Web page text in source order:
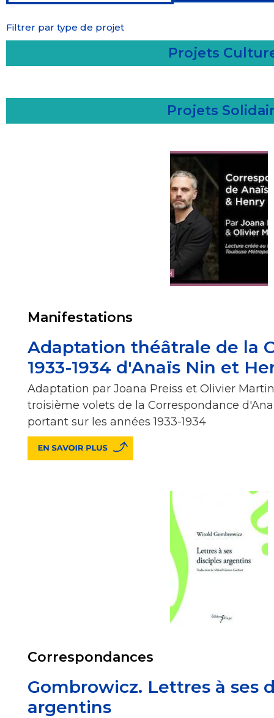
Filtrer par type de projet
Projets
Projets
Manifestations
Adaptation théâtrale de la
1933-1934 d'Anaïs Nin et
Adaptation par Joana Preiss et Olivier
troisième volets de la Correspondance
portant sur les années 1933-1934
Correspondances
Gombrowicz. Lettres à ses
argentins